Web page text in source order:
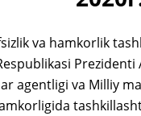
va hamkorlik
agentligi va Milliy